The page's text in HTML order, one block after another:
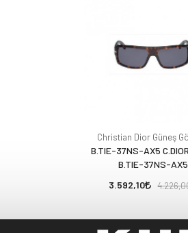
Christian Dior Güneş
B.TIE-37NS-AX5
B.TIE-37NS-AX5
3.592,10